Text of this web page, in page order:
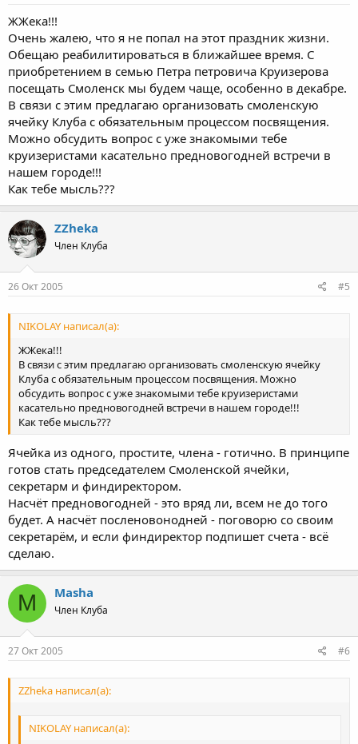
ЖЖека!!!
Очень жалею, что я не попал на этот праздник жизни.
Обещаю реабилитироваться в ближайшее время. С
приобретением в семью Петра петровича Круизерова
посещать Смоленск мы будем чаще, особенно в декабре.
В связи с этим предлагаю организовать смоленскую
ячейку Клуба с обязательным процессом посвящения.
Можно обсудить вопрос с уже знакомыми тебе
круизеристами касательно предновогодней встречи в
нашем городе!!!
Как тебе мысль???
ZZheka
Член Клуба
26 Окт 2005 #5
NIKOLAY написал(а):
ЖЖека!!!
В связи с этим предлагаю организовать смоленскую ячейку
Клуба с обязательным процессом посвящения. Можно
обсудить вопрос с уже знакомыми тебе круизеристами
касательно предновогодней встречи в нашем городе!!!
Как тебе мысль???
Ячейка из одного, простите, члена - готично. В принципе
готов стать председателем Смоленской ячейки,
секретарм и финдиректором.
Насчёт предновогодней - это вряд ли, всем не до того
будет. А насчёт посленовонодней - поговорю со своим
секретарём, и если финдиректор подпишет счета - всё
сделаю.
M Masha
Член Клуба
27 Окт 2005 #6
ZZheka написал(а):
NIKOLAY написал(а):